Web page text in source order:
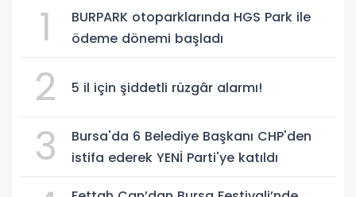
1
BURPARK otoparklarında HGS Park ile
ödeme dönemi başladı
2 5 il için şiddetli rüzgâr alarmı!
3
Bursa'da 6 Belediye Başkanı CHP'den
istifa ederek YENİ Parti'ye katıldı